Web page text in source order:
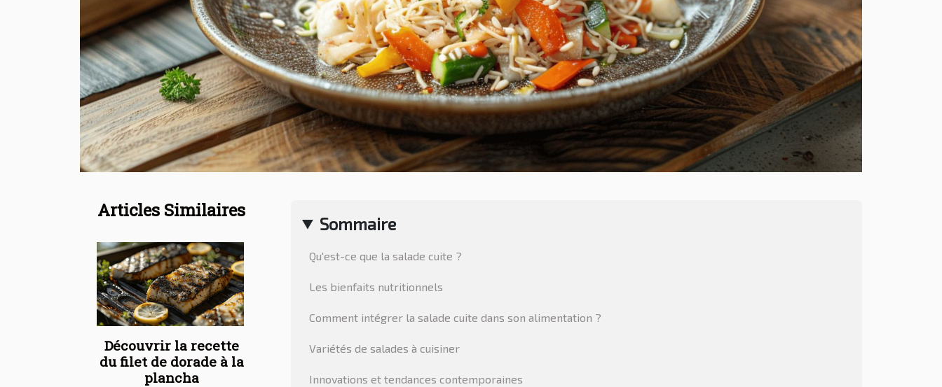
Articles Similaires
Découvrir la recette
du filet de dorade à la
plancha
Sommaire
Qu'est-ce que la salade cuite ?
Les bienfaits nutritionnels
Comment intégrer la salade cuite dans son alimentation ?
Variétés de salades à cuisiner
Innovations et tendances contemporaines